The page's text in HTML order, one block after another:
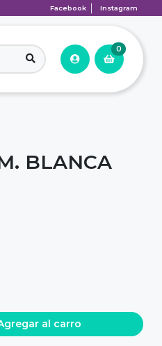
Facebook Instagram
0
BLANCA
al carro